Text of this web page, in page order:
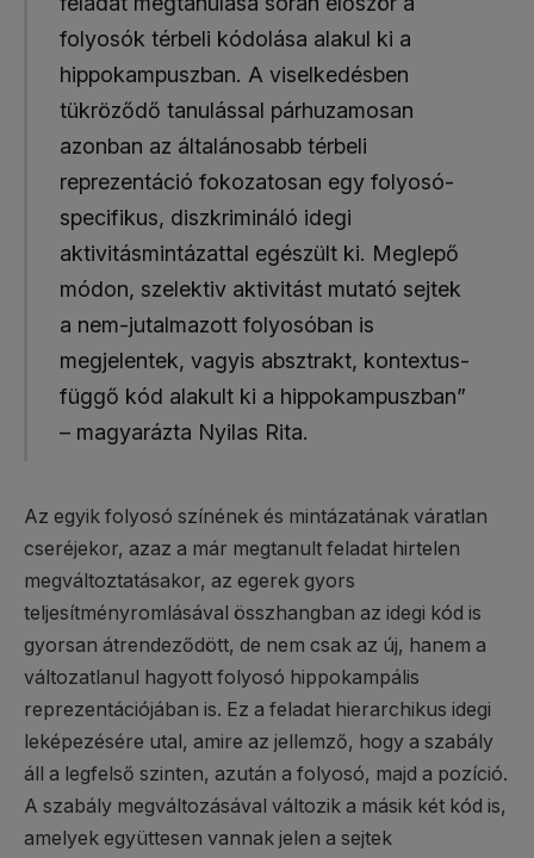
folyosók térbeli kódolása alakul ki a
hippokampuszban. A viselkedésben
tükröződő tanulással párhuzamosan
azonban az általánosabb térbeli
reprezentáció fokozatosan egy folyosó-
specifikus, diszkrimináló idegi
aktivitásmintázattal egészült ki. Meglepő
módon, szelektiv aktivitást mutató sejtek
a nem-jutalmazott folyosóban is
megjelentek, vagyis absztrakt, kontextus-
függő kód alakult ki a hippokampuszban”
– magyarázta Nyilas Rita.
Az egyik folyosó színének és mintázatának váratlan
cseréjekor, azaz a már megtanult feladat hirtelen
megváltoztatásakor, az egerek gyors
teljesítményromlásával összhangban az idegi kód is
gyorsan átrendeződött, de nem csak az új, hanem a
változatlanul hagyott folyosó hippokampális
reprezentációjában is. Ez a feladat hierarchikus idegi
leképezésére utal, amire az jellemző, hogy a szabály
áll a legfelső szinten, azután a folyosó, majd a pozíció.
A szabály megváltozásával változik a másik két kód is,
amelyek együttesen vannak jelen a sejtek